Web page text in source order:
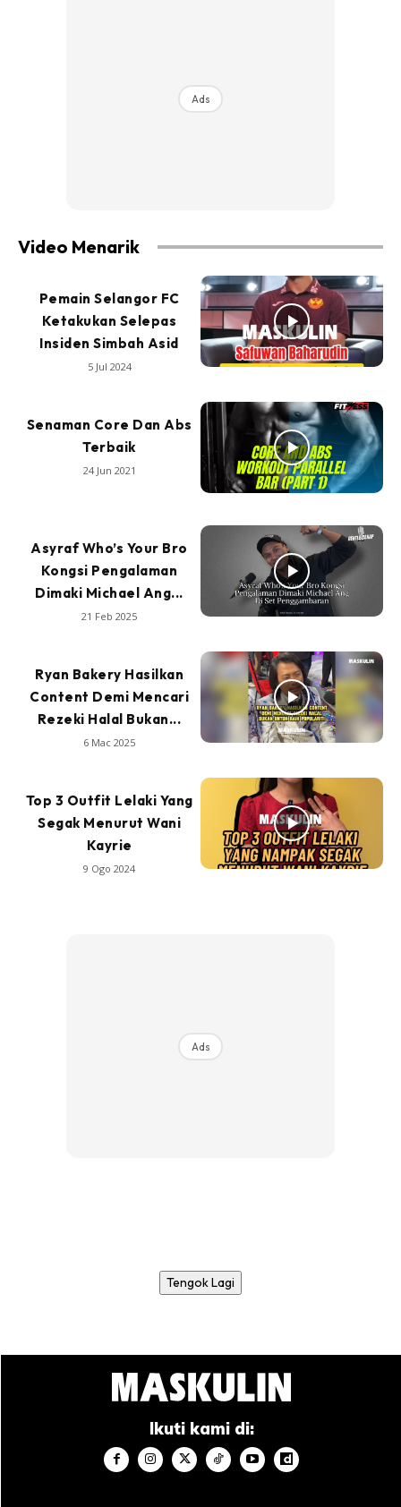
Ads
Video Menarik
Pemain Selangor FC
Ketakukan Selepas
Insiden Simbah Asid
5 Jul 2024
Senaman Core Dan Abs
Terbaik
24 Jun 2021
Asyraf Who’s Your Bro
Kongsi Pengalaman
Dimaki Michael Ang...
21 Feb 2025
Ryan Bakery Hasilkan
Content Demi Mencari
Rezeki Halal Bukan...
6 Mac 2025
Top 3 Outfit Lelaki Yang
Segak Menurut Wani
Kayrie
9 Ogo 2024
Ads
Tengok Lagi
Ikuti kami di: